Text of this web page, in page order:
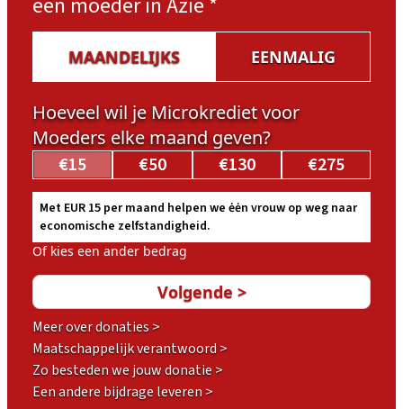
MAANDELIJKS EENMALIG
Hoeveel wil je Microkrediet voor
Moeders elke maand geven?
€15 €50 €130 €275
Met EUR 15 per maand helpen we ėėn vrouw op weg naar
economische zelfstandigheid.
Of kies een ander bedrag
Meer over donaties >
Maatschappelijk verantwoord >
Zo besteden we jouw donatie >
Een andere bijdrage leveren >